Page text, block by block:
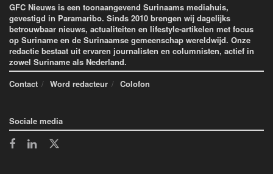
GFC Nieuws is een toonaangevend Surinaams mediahuis,
gevestigd in Paramaribo. Sinds 2010 brengen wij dagelijks
betrouwbaar nieuws, actualiteiten en lifestyle-artikelen met focus
op Suriname en de Surinaamse gemeenschap wereldwijd. Onze
redactie bestaat uit ervaren journalisten en columnisten, actief in
zowel Suriname als Nederland.
Contact
Word redacteur Colofon
Sociale media